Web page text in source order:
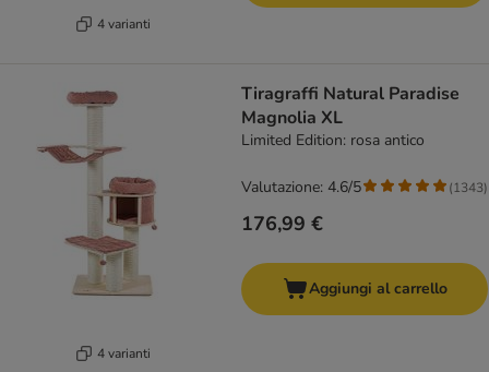
4 varianti
4 varianti
Tiragraffi Natural Paradise
Magnolia XL
Limited Edition: rosa antico
176,99 €
Valutazione: 4.6/5 (1343)
Aggiungi al carrello